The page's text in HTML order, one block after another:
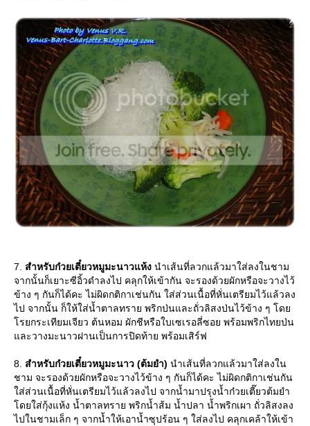
7. สำหรับก๋วยเตี๋ยวหมูมะนาวแห้ง นำเส้นที่ลวกแล้วมาใส่ลงในชาม
จากนั้นก็เยาะซีอิ้วดำลงไป คลุกให้เข้ากัน จะรองด้วยผักหรือจะวางไว้
ข้าง ๆ กันก็ได้คะ ไม่ผิดกติกาเช่นกัน ใส่ส่วนเนื้อที่หั่นเตรียมไว้แล้วลง
ไป จากนั้น ก็ให้ใส่น้ำตาลทราย พริกป่นและถั่วลิสงป่นไว้ข้าง ๆ โด
รยกระเทียมเจียว ต้นหอม ผักชีหรือใบเซเรอลี่ซอย พร้อมพริกไทยป่น
ละวางมะนาวฝานเป็นการปิดท้าย พร้อมเสิร์ฟ
8. สำหรับก๋วยเตี๋ยวหมูมะนาว (ต้มยำ) นำเส้นที่ลวกแล้วมาใส่ลงใน
ชาม จะรองด้วยผักหรือจะวางไว้ข้าง ๆ กันก็ได้คะ ไม่ผิดกติกาเช่นกัน
ส่ส่วนเนื้อที่หั่นเตรียมไว้แล้วลงไป จากน้ำมาปรุงน้ำก๋วยเตี๊ยวต้มยำ
ดยใส่กุ้งแห้ง น้ำตาลทราย พริกน้ำส้ม น้ำปลา น้ำพริกเผา ถั่วลิสงลง
ไปในชามเล็ก ๆ จากน้ำให้เอาน้ำซุปร้อน ๆ ใส่ลงไป คลุกเคล้าให้เข้า